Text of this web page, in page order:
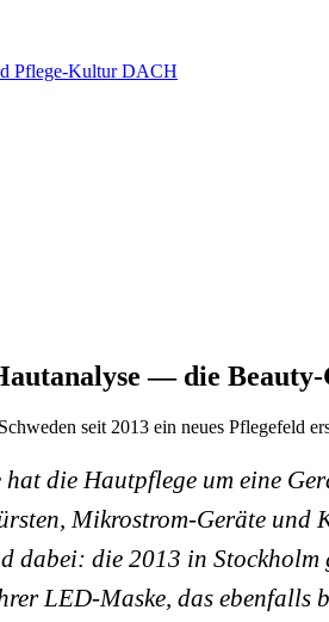
Pflege-Kultur DACH
— die Beauty-
seit 2013 ein neues Pflegefeld
die Hautpflege um eine
Mikrostrom-Geräte und
dabei: die 2013 in
LED-Maske, das